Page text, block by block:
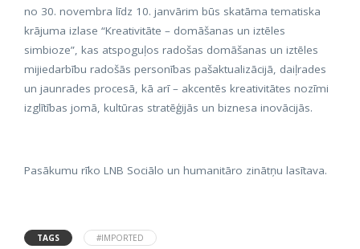
no 30. novembra līdz 10. janvārim būs skatāma tematiska
krājuma izlase “Kreativitāte – domāšanas un iztēles
simbioze”, kas atspoguļos radošas domāšanas un iztēles
mijiedarbību radošās personības pašaktualizācijā, daiļrades
un jaunrades procesā, kā arī – akcentēs kreativitātes nozīmi
izglītības jomā, kultūras stratēģijās un biznesa inovācijās.
Pasākumu rīko LNB Sociālo un humanitāro zinātņu lasītava.
TAGS #IMPORTED